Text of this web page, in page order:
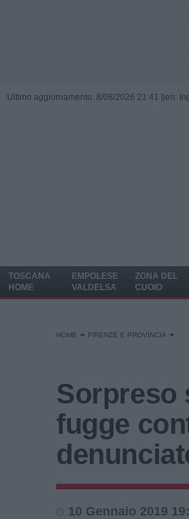
Ultimo aggiornamento: 8/08/2026 21:41 | ieri:
TOSCANA
HOME
EMPOLESE
VALDELSA
ZONA DEL
CUOIO
HOME FIRENZE E PROVINCIA
Sorpreso
fugge
10 Gennaio 2019